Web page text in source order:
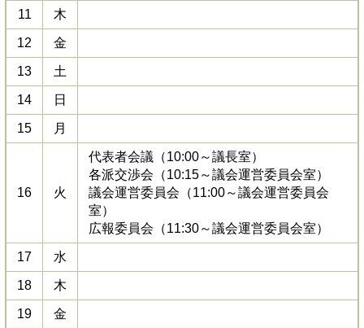
11 木
12 金
13 土
14 日
15 月
16 火
代表者会議（10:00～議長室）
各派交渉会（10:15～議会運営委員会室）
議会運営委員会（11:00～議会運営委員会
室）
広報委員会（11:30～議会運営委員会室）
17 水
18 木
19 金